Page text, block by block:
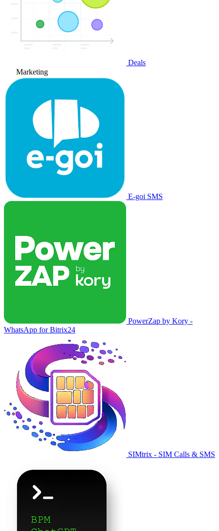
Deals
Marketing
E-goi SMS
PowerZap by Kory -
WhatsApp for Bitrix24
SIMtrix - SIM Calls & SMS